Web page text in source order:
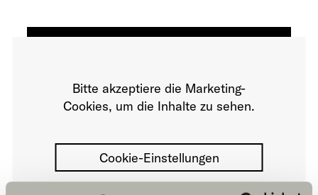
Bitte akzeptiere die Marketing-
Cookies, um die Inhalte zu sehen.
Cookie-Einstellungen